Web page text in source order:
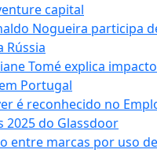
capital
Nogueira participa
Rússia
Tomé explica
Portugal
é reconhecido no
2025 do Glassdoor
entre marcas por uso